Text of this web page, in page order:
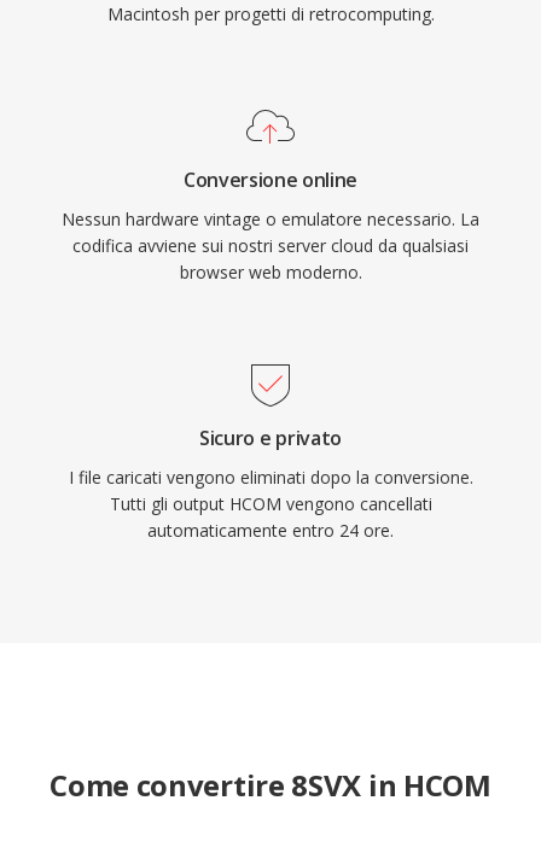
Macintosh per progetti di retrocomputing.
Conversione online
Nessun hardware vintage o emulatore necessario. La
codifica avviene sui nostri server cloud da qualsiasi
browser web moderno.
Sicuro e privato
I file caricati vengono eliminati dopo la conversione.
Tutti gli output HCOM vengono cancellati
automaticamente entro 24 ore.
Come convertire 8SVX in HCOM